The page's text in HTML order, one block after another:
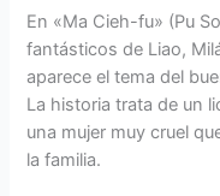
En «Ma Cieh-fu» (Pu
fantásticos de Liao,
aparece el tema del
La historia trata de un
una mujer muy cruel
la familia.